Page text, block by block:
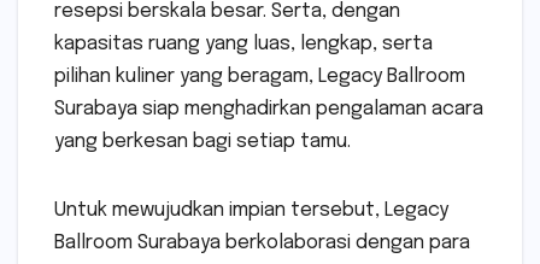
resepsi berskala besar. Serta, dengan
kapasitas ruang yang luas, lengkap, serta
pilihan kuliner yang beragam, Legacy Ballroom
Surabaya siap menghadirkan pengalaman acara
yang berkesan bagi setiap tamu.
Untuk mewujudkan impian tersebut, Legacy
Ballroom Surabaya berkolaborasi dengan para